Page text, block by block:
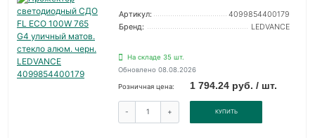
Артикул:
4099854400179
Бренд:
LEDVANCE
На складе 35 шт.
Обновлено 08.08.2026
Розничная цена: 1 794.24 руб. / шт.
- + КУПИТЬ